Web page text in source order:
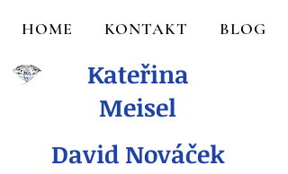
HOME KONTAKT BLOG
Kateřina
Meisel
David Nováček